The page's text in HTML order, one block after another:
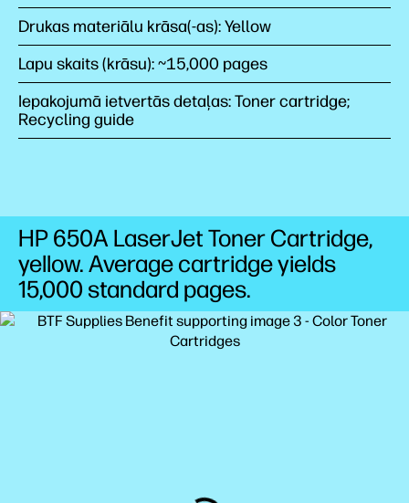
Drukas materiālu krāsa(-as): Yellow
Lapu skaits (krāsu): ~15,000 pages
Iepakojumā ietvertās detaļas: Toner cartridge;
Recycling guide
HP 650A LaserJet Toner Cartridge,
yellow. Average cartridge yields
15,000 standard pages.